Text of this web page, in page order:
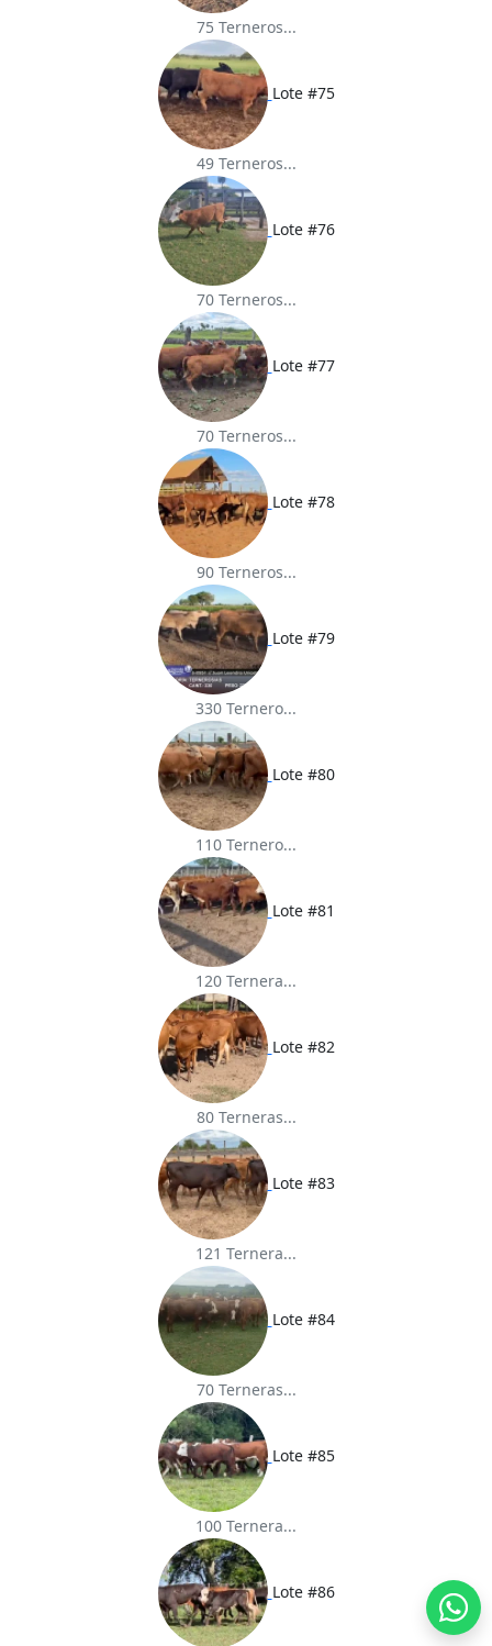
75 Terneros...
Lote #75
49 Terneros...
Lote #76
70 Terneros...
Lote #77
70 Terneros...
Lote #78
90 Terneros...
Lote #79
330 Ternero...
Lote #80
110 Ternero...
Lote #81
120 Ternera...
Lote #82
80 Terneras...
Lote #83
121 Ternera...
Lote #84
70 Terneras...
Lote #85
100 Ternera...
Lote #86